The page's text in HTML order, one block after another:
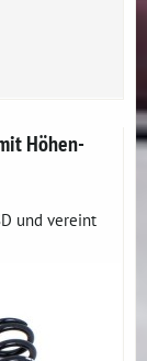
Höhen-
und vereint